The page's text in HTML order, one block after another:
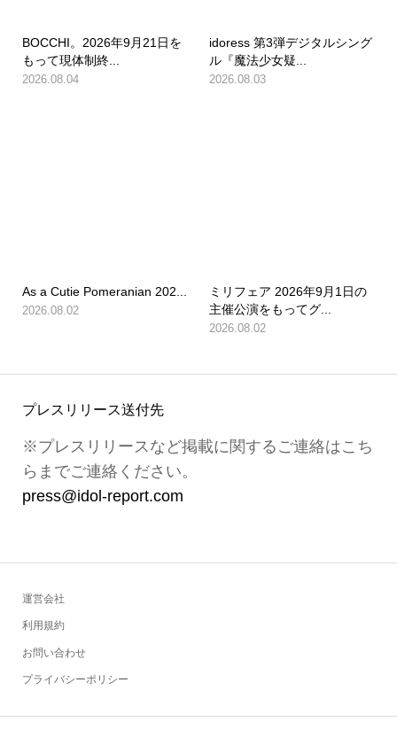
BOCCHI。2026年9月21日を
もって現体制終...
2026.08.04
idoress 第3弾デジタルシング
ル『魔法少女疑...
2026.08.03
As a Cutie Pomeranian 202...
2026.08.02
ミリフェア 2026年9月1日の
主催公演をもってグ...
2026.08.02
プレスリリース送付先
※プレスリリースなど掲載に関するご連絡はこち
らまでご連絡ください。
press@idol-report.com
運営会社
利用規約
お問い合わせ
プライバシーポリシー